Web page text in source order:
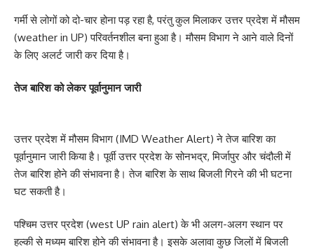
गर्मी से लोगों को दो-चार होना पड़ रहा है, परंतु कुल मिलाकर उत्तर प्रदेश में मौसम
(weather in UP) परिवर्तनशील बना हुआ है। मौसम विभाग ने आने वाले दिनों
के लिए अलर्ट जारी कर दिया है।
तेज बारिश को लेकर पूर्वानुमान जारी
उत्तर प्रदेश में मौसम विभाग (IMD Weather Alert) ने तेज बारिश का
पूर्वानुमान जारी किया है। पूर्वी उत्तर प्रदेश के सोनभद्र, मिर्जापुर और चंदौली में
तेज बारिश होने की संभावना है। तेज बारिश के साथ बिजली गिरने की भी घटना
घट सकती है।
पश्चिम उत्तर प्रदेश (west UP rain alert) के भी अलग-अलग स्थान पर
हल्की से मध्यम बारिश होने की संभावना है। इसके अलावा कुछ जिलों में बिजली